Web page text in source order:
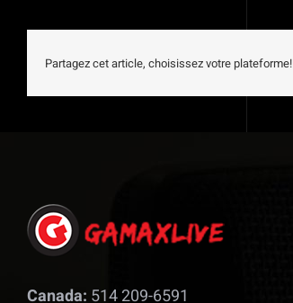
Partagez cet article, choisissez votre plateforme!
Canada: 514 209-6591